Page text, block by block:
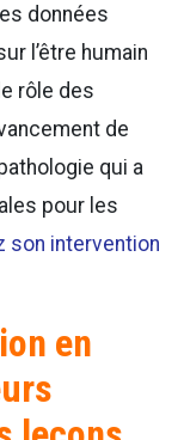
données
l’être humain
rôle des
de
qui a
pour les
son intervention
en